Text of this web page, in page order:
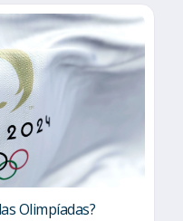
Olimpíadas?